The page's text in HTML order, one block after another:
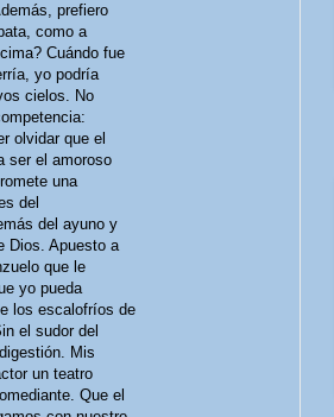
prefiero
como a
Cuándo fue
yo podría
cielos. No
olvidar que el
ser el amoroso
una
del
del ayuno y
Dios. Apuesto a
que le
yo pueda
los escalofríos de
el sudor del
Mis
un teatro
Que el